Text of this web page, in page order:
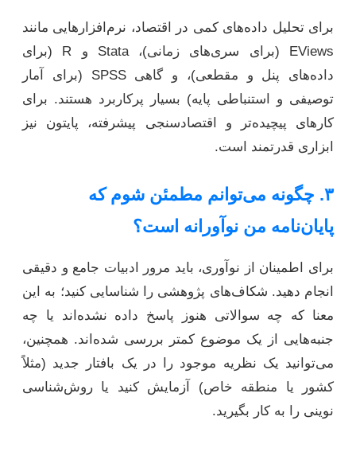
برای تحلیل داده‌های کمی در اقتصاد، نرم‌افزارهایی مانند
EViews (برای سری‌های زمانی)، Stata و R (برای
داده‌های پنل و مقطعی)، و گاهی SPSS (برای آمار
توصیفی و استنباطی پایه) بسیار پرکاربرد هستند. برای
کارهای پیچیده‌تر و اقتصادسنجی پیشرفته، پایتون نیز
ابزاری قدرتمند است.
۳. چگونه می‌توانم مطمئن شوم که
پایان‌نامه من نوآورانه است؟
برای اطمینان از نوآوری، باید مرور ادبیات جامع و دقیقی
انجام دهید. شکاف‌های پژوهشی را شناسایی کنید؛ به این
معنا که چه سوالاتی هنوز پاسخ داده نشده‌اند یا چه
جنبه‌هایی از یک موضوع کمتر بررسی شده‌اند. همچنین،
می‌توانید یک نظریه موجود را در یک بافتار جدید (مثلاً
کشور یا منطقه خاص) آزمایش کنید یا روش‌شناسی
نوینی را به کار بگیرید.